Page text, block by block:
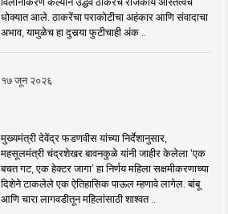
धोक्यात आले. ठाकरेंचा पराकोटीचा अहंकार आणि संवादाचा
अभाव, यामुळेच हा दुसर्‍या फुटीचाही अंक ..
१७ जून २०२६
मुख्यमंत्री देवेंद्र फडणवीस यांच्या निर्देशानुसार,
महसूलमंत्री चंद्रशेखर बावनकुळे यांनी जाहीर केलेला ‘एक
बचत गट, एक हेक्टर जागा’ हा निर्णय महिला सक्षमीकरणाच्या
दिशेने टाकलेले एक ऐतिहासिक पाऊल म्हणावे लागेल. बांबू
आणि चारा लागवडीतून महिलांसाठी शाश्वत ..